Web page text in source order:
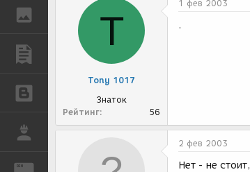
ГАЛЕРЕЯ
ПУБЛИКАЦИИ
REN
T
Tony 1017
Знаток
Рейтинг
56
1 фев 2003
.
2 фев 2003
Нет - не